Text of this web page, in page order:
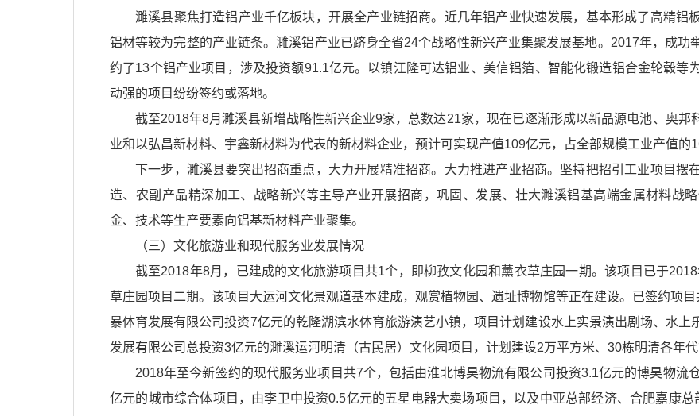
濉溪县聚焦打造铝产业千亿板块，开展全产业链招商。近几年铝产业快速发展，基本形成了高精铝
铝材等较为完整的产业链条。濉溪铝产业已跻身全省24个战略性新兴产业集聚发展基地。2017年，成功
约了13个铝产业项目，涉及投资额91.1亿元。以镇江隆可达铝业、美信铝箔、智能化锻造铝合金轮毂等
动强的项目纷纷签约或落地。
截至2018年8月濉溪县新增战略性新兴企业9家，总数达21家，现在已逐渐形成以新品源电池、奥
业和以弘昌新材料、宇鑫新材料为代表的新材料企业，预计可实现产值109亿元，占全部规模工业产值的
下一步，濉溪县要突出招商重点，大力开展精准招商。大力推进产业招商。坚持把招引工业项目摆
造、农副产品精深加工、战略新兴等主导产业开展招商，巩固、发展、壮大濉溪铝基高端金属材料战
金、技术等生产要素向铝基新材料产业聚集。
（三）文化旅游业和现代服务业发展情况
截至2018年8月，已建成的文化旅游项目共1个，即柳孜文化园和薰衣草庄园一期。该项目已于
草庄园项目二期。该项目大运河文化景观道基本建成，观赏植物园、遗址博物馆等正在建设。已签约项
暴体育发展有限公司投资7亿元的乾隆湖滨水体育旅游演艺小镇，项目计划建设水上实景演出剧场、水
发展有限公司总投资3亿元的濉溪运河明清（古民居）文化园项目，计划建设2万平方米、30栋明清各年
2018年至今新签约的现代服务业项目共7个，包括由淮北博昊物流有限公司投资3.1亿元的博昊物流
亿元的城市综合体项目，由李卫中投资0.5亿元的五星电器大卖场项目，以及中亚总部经济、合肥嘉康